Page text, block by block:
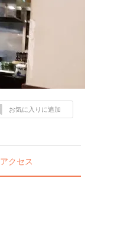
お気に入りに追加
アクセス